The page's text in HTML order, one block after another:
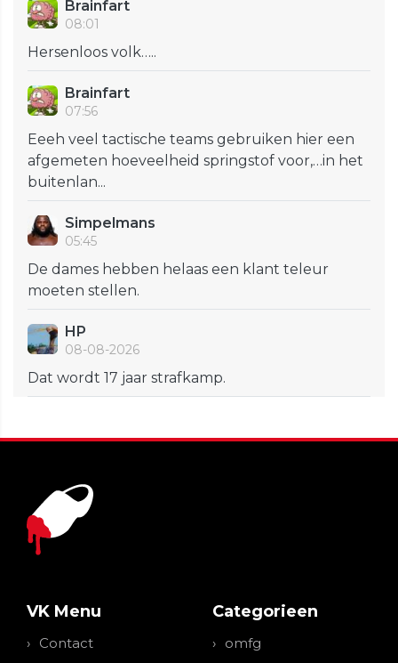
Brainfart
08:01
Hersenloos volk…..
Brainfart
07:56
Eeeh veel tactische teams gebruiken hier een
afgemeten hoeveelheid springstof voor,…in het
buitenlan...
Simpelmans
05:45
De dames hebben helaas een klant teleur
moeten stellen.
HP
08-08-2026
Dat wordt 17 jaar strafkamp.
VK Menu
Contact
Categorieen
omfg